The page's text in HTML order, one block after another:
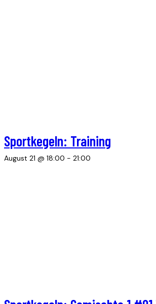
Sportkegeln: Training
August 21 @ 18:00 - 21:00